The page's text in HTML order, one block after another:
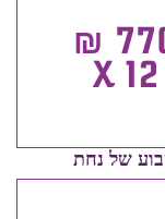
770
X 12
של נחת